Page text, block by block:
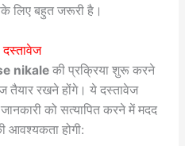
लिए बहुत जरूरी है।
nikaleकी प्रक्रिया शुरू करने
रखने होंगे। ये दस्तावेज
को सत्यापित करने में मदद
आवश्यकता होगी: